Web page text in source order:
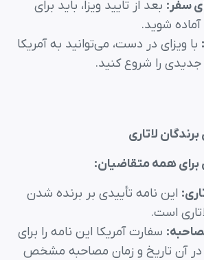
سفر: بعد از تایید ویزا، باید برای
شوید.
: با ویزای در دست، می‌توانید به آمریکا
جدیدی را شروع کنید.
لاتاری
برای همه متقاضیان:
: این نامه تأییدی بر برنده شدن
است.
: سفارت آمریکا این نامه را برای
در آن تاریخ و زمان مصاحبه مشخص